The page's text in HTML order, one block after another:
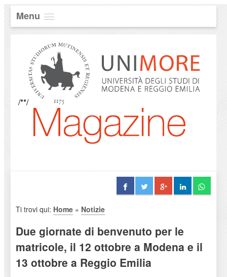
Menu
/**/
Ti trovi qui: Home» Notizie
Due giornate di benvenuto per le
matricole, il 12 ottobre a Modena e il
13 ottobre a Reggio Emilia